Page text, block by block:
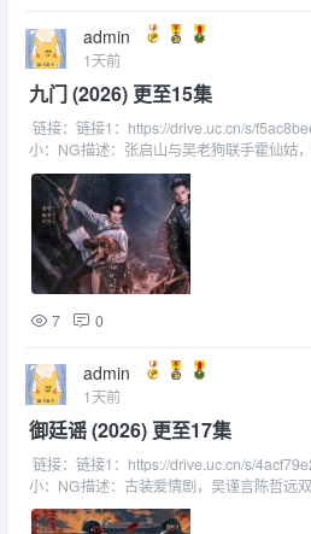
admin
1天前
九门 (2026) 更至15集
链接：链接1：https://drive.uc.cn/s/
小：NG描述：张启山与吴老狗联手霍仙姑
7 0
admin
1天前
御廷谣 (2026) 更至17集
链接：链接1：https://drive.uc.cn/s/
小：NG描述：古装爱情剧，吴谨言陈哲远